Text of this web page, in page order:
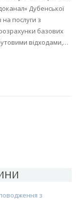
Дубенської
послуги з
базових
відходами,…
з